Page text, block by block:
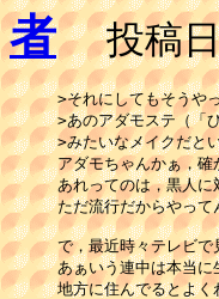
者 投稿日
>それにしてもそうや
>あのアダモステ（「
>みたいなメイクだと
アダモちゃんかぁ，
あれってのは，黒人
ただ流行だからやっ
で，最近時々テレビ
あぁいう連中は本当
地方に住んでるとよ